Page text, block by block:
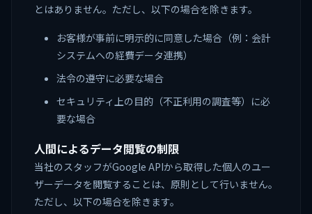
とはありません。ただし、以下の場合を除きます。
お客様が事前に明示的に同意した場合（例：会計
システムへの経費データ連携）
法令の遵守に必要な場合
セキュリティ上の目的（不正利用の調査等）に必
要な場合
人間によるデータ閲覧の制限
当社のスタッフがGoogle APIから取得した個人のユー
ザーデータを閲覧することは、原則として行いません。
ただし、以下の場合を除きます。